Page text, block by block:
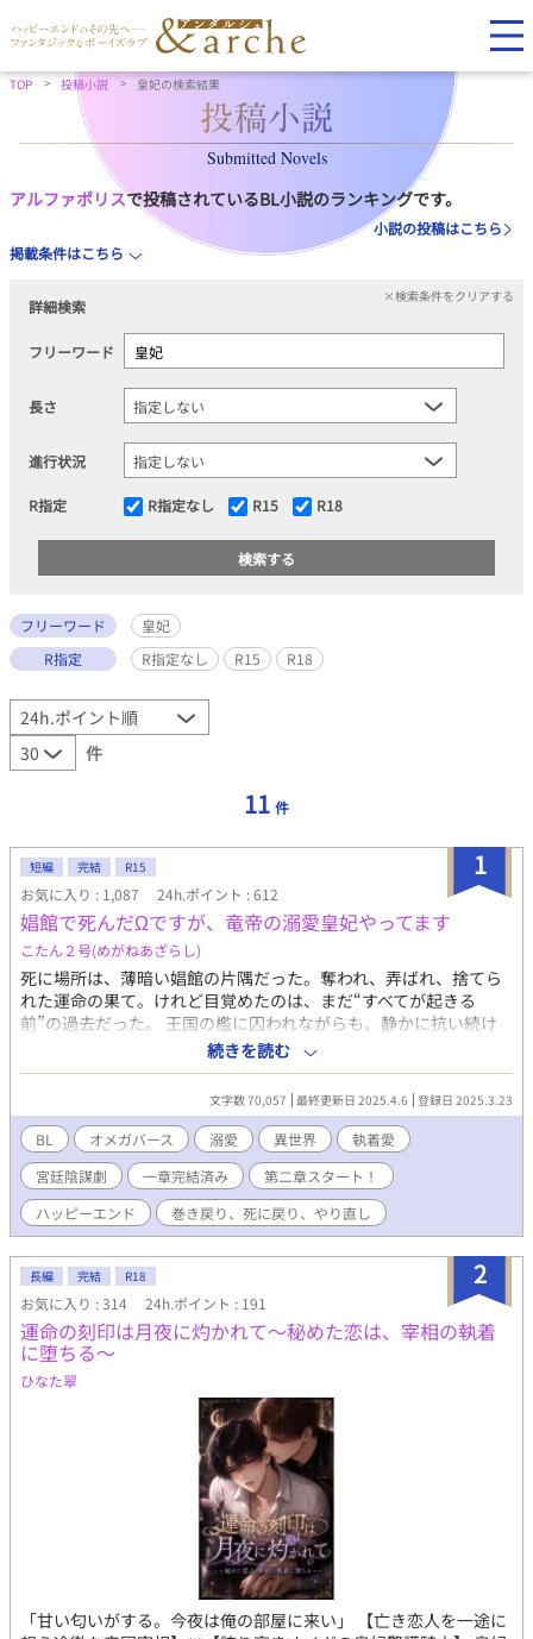
TOP 投稿小説 皇妃の検索結果
Submitted Novels
アルファポリスで投稿されているBL小説のランキングです。
小説の投稿はこちら
掲載条件はこちら
詳細検索
×検索条件をクリアする
フリーワード
長さ
進行状況
R指定 R指定なし R15 R18
フリーワード
皇妃
R指定
R指定なし R15 R18
件
11 件
1
短編 完結 R15
お気に入り : 1,087 24h.ポイント : 612
娼館で死んだΩですが、竜帝の溺愛皇妃やってます
こたん２号(めがねあざらし)
死に場所は、薄暗い娼館の片隅だった。奪われ、弄ばれ、捨てら
れた運命の果て。けれど目覚めたのは、まだ“すべてが起きる
前”の過去だった。 王国の檻に囚われながらも、静かに抗い続け
た日々。その中で出会った“彼”が、冷え切った運命に、初めて温
もりを灯す。 運命を塗り替えるために歩み始めた、険しくも孤独
な道の先。そこで待っていたのは、金の瞳を持つ竜帝—— 「お前
を、誰にも渡すつもりはない」 溺愛、独占、そしてトラヴィスの
宮廷に渦巻く陰謀と政敵たち。死に戻ったΩは、今度こそ自分自
身を救うため、皇妃として“未来”を手繰り寄せる。 愛され、試さ
れ、それでも生き抜くために——第二章、ここに開幕。
続きを読む
文字数 70,057 最終更新日 2025.4.6 登録日 2025.3.23
BL オメガバース 溺愛 異世界
執着愛
宮廷陰謀劇
一章完結済み
第二章スタート！
ハッピーエンド
巻き戻り、死に戻り、やり直し
2
長編 完結 R18
お気に入り : 314 24h.ポイント : 191
運命の刻印は月夜に灼かれて〜秘めた恋は、宰相の執着
に堕ちる〜
ひなた翠
「甘い匂いがする。今夜は俺の部屋に来い」 【亡き恋人を一途に